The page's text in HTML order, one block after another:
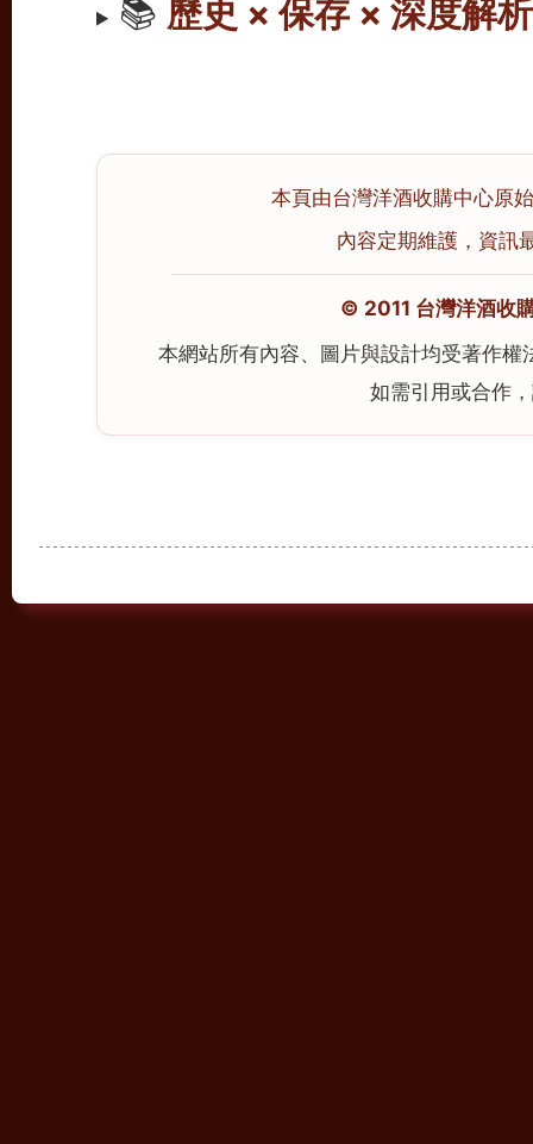
📚 歷史 × 保存 × 深度解析
本頁由台灣洋酒收購中心原
內容定期維護，資訊
© 2011 台灣洋酒收
本網站所有內容、圖片與設計均受著作
如需引用或合作